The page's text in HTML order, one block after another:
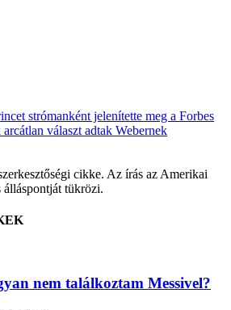
strómanként jelenítette meg a Forbes
választ adtak Webernek
cikke. Az írás az Amerikai
álláspontját tükrözi.
nem találkoztam Messivel?